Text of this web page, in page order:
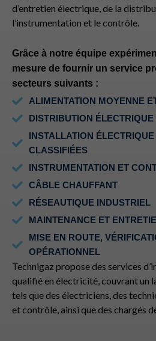
d’entretien électrique, de la
l’instrumentation et le contrôle.
Grâce à notre équipe
mesure de fournir un service
secteurs suivants :
ALIMENTATION MOYENNE
DISTRIBUTION
INSTALLATION
CLASSIFIÉES
INSTRUMENTATION ET
CÂBLE CHAUFFANT
RÉSEAUTIQUE INDUSTRIEL
MAINTENANCE ET
MISE EN ROUTE,
OPÉRATIONNEL
Technigaz propose des services
qualifié en électricité, couvrant un
tels que des électriciens, des
et contrôle, ainsi que des chargés